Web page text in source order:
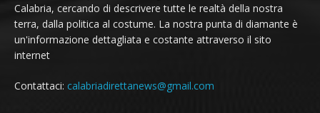
Calabria, cercando di descrivere tutte le realtà della nostra
terra, dalla politica al costume. La nostra punta di diamante è
un'informazione dettagliata e costante attraverso il sito
internet
Contattaci: calabriadirettanews@gmail.com